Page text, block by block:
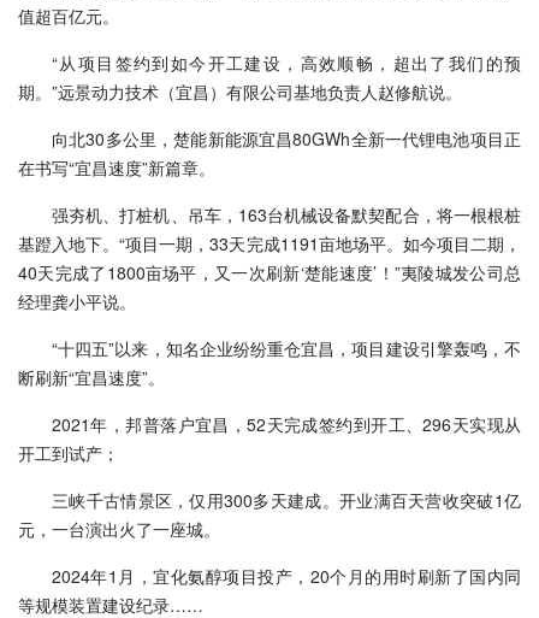
值超百亿元。
“从项目签约到如今开工建设，高效顺畅，超出了我们的预
期。”远景动力技术（宜昌）有限公司基地负责人赵修航说。
向北30多公里，楚能新能源宜昌80GWh全新一代锂电池项目正
在书写“宜昌速度”新篇章。
强夯机、打桩机、吊车，163台机械设备默契配合，将一根根桩
基蹬入地下。“项目一期，33天完成1191亩地场平。如今项目二期，
40天完成了1800亩场平，又一次刷新‘楚能速度’！”夷陵城发公司总
经理龚小平说。
“十四五”以来，知名企业纷纷重仓宜昌，项目建设引擎轰鸣，不
断刷新“宜昌速度”。
2021年，邦普落户宜昌，52天完成签约到开工、296天实现从
开工到试产；
三峡千古情景区，仅用300多天建成。开业满百天营收突破1亿
元，一台演出火了一座城。
2024年1月，宜化氨醇项目投产，20个月的用时刷新了国内同
等规模装置建设纪录……